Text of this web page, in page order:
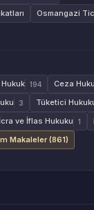
Osmangazi
194 Ceza
3 Tüketici
İcra ve İflas Hukuku 1
Makaleler (861)